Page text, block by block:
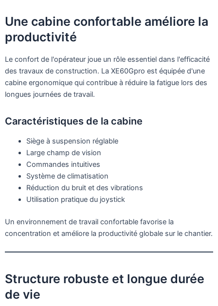
Une cabine confortable améliore la
productivité
Le confort de l'opérateur joue un rôle essentiel dans l'efficacité
des travaux de construction. La XE60Gpro est équipée d'une
cabine ergonomique qui contribue à réduire la fatigue lors des
longues journées de travail.
Caractéristiques de la cabine
Siège à suspension réglable
Large champ de vision
Commandes intuitives
Système de climatisation
Réduction du bruit et des vibrations
Utilisation pratique du joystick
Un environnement de travail confortable favorise la
concentration et améliore la productivité globale sur le chantier.
Structure robuste et longue durée
de vie